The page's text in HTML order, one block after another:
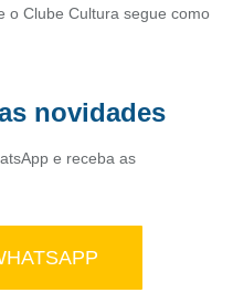
o Clube Cultura segue como
novidades
e receba as